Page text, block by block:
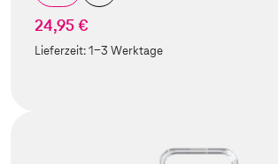
24,95 €
Lieferzeit:1-3 Werktage